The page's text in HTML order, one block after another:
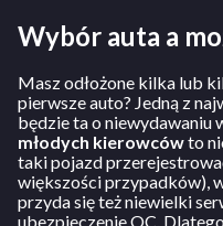
Wybór auta a
Masz odłożone kilka lub
pierwsze auto? Jedną z
będzie ta o niewydawaniu
młodych kierowcówto
taki pojazd
większości przypadków),
przyda się też niewielki
ubezpieczenie OC.